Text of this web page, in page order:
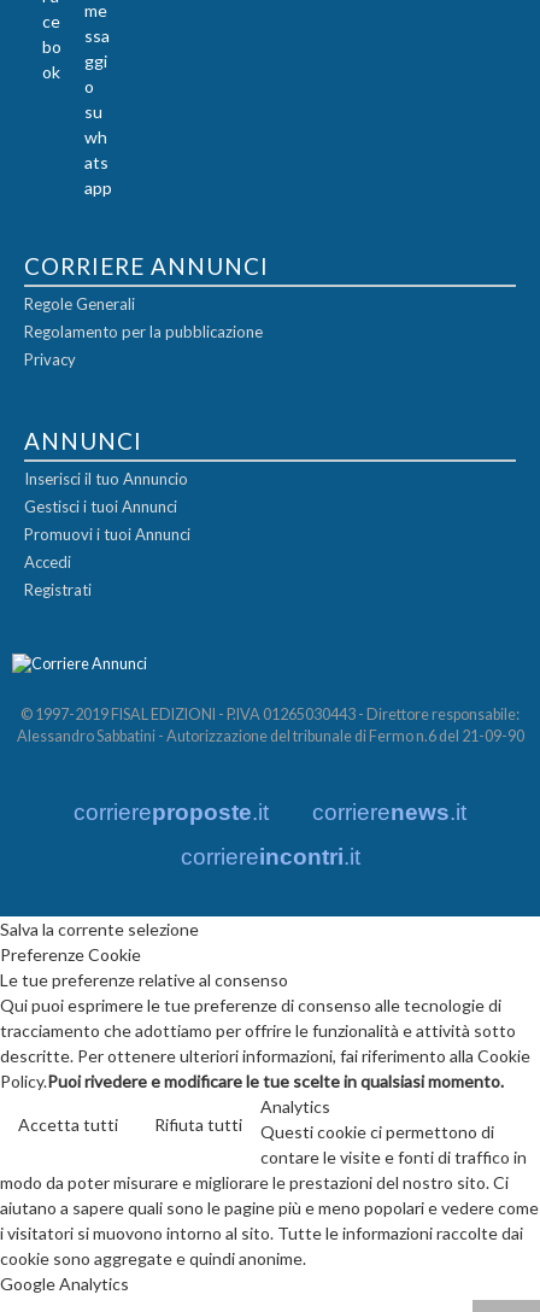
CORRIERE ANNUNCI
Regole Generali
Regolamento per la pubblicazione
Privacy
ANNUNCI
Inserisci il tuo Annuncio
Gestisci i tuoi Annunci
Promuovi i tuoi Annunci
Accedi
Registrati
© 1997-2019 FISAL EDIZIONI - P.IVA 01265030443 - Direttore responsabile:
Alessandro Sabbatini - Autorizzazione del tribunale di Fermo n.6 del 21-09-90
corriereproposte.it corrierenews.it
corriereincontri.it
Salva la corrente selezione
Preferenze Cookie
Le tue preferenze relative al consenso
Qui puoi esprimere le tue preferenze di consenso alle tecnologie di
tracciamento che adottiamo per offrire le funzionalità e attività sotto
descritte. Per ottenere ulteriori informazioni, fai riferimento alla Cookie
Policy.Puoi rivedere e modificare le tue scelte in qualsiasi momento.
Accetta tutti Rifiuta tutti
Analytics
Questi cookie ci permettono di
contare le visite e fonti di traffico in
modo da poter misurare e migliorare le prestazioni del nostro sito. Ci
aiutano a sapere quali sono le pagine più e meno popolari e vedere come
i visitatori si muovono intorno al sito. Tutte le informazioni raccolte dai
cookie sono aggregate e quindi anonime.
Google Analytics